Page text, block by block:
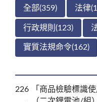
全部(359) 法律
行政規則(123)
實質法規命令(162)
226
「商品檢驗標識